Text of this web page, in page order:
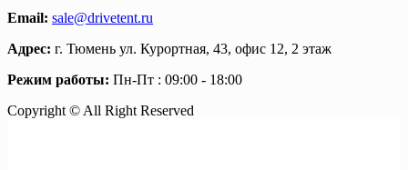
Email: sale@drivetent.ru
Адрес: г. Тюмень ул. Курортная, 43, офис 12, 2 этаж
Режим работы: Пн-Пт : 09:00 - 18:00
Copyright © All Right Reserved